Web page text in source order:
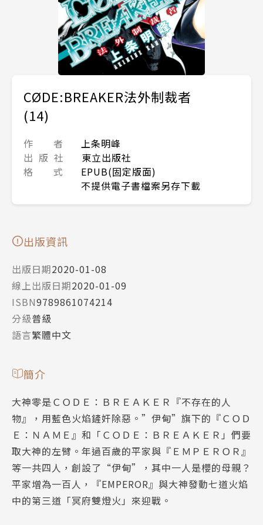
CØDE:BREAKER法外制裁者
(14)
作 者
上条明峰
出 版 社
東立出版社
格 式
EPUB(固定版面)
不提供電子書檔案另存下載
出版資訊
出版日期2020-01-08
線上出版日期2020-01-09
ISBN9789861074214
分級普級
語言繁體中文
簡介
大神零是ＣＯＤＥ：ＢＲＥＡＫＥＲ『不存在的人
物』，用藍色火焰鏟奸除惡。”伊甸”旗下的『ＣＯＤ
Ｅ：ＮＡＭＥ』和「ＣＯＤＥ：ＢＲＥＡＫＥＲ」們要
取大神的左臂。年過百歲的平家與『ＥＭＰＥＲＯＲ』
等一共四人，創設了“伊甸”，其中一人是櫻的母親？
平家增為一百人，『EMPEROR』與大神發動七道火焰
中的第三道「冥府雙燈火」來迎戰。